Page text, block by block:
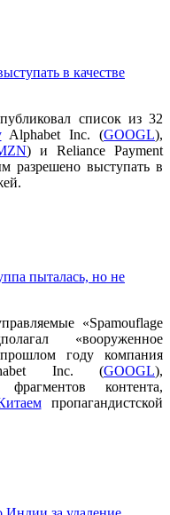
в качестве
список из 32
Alphabet Inc. (GOOGL),
) и Reliance Payment
разрешено выступать в
пыталась, но не
«Spamouflage
«вооруженное
году компания
Inc. (GOOGL),
контента,
пропагандистской